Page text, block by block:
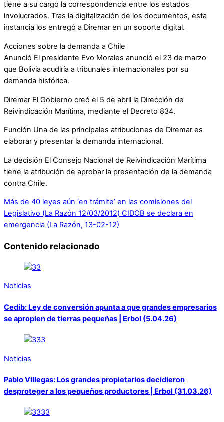
tiene a su cargo la correspondencia entre los estados
involucrados. Tras la digitalización de los documentos, esta
instancia los entregó a Diremar en un soporte digital.
Acciones sobre la demanda a Chile
Anunció El presidente Evo Morales anunció el 23 de marzo
que Bolivia acudiría a tribunales internacionales por su
demanda histórica.
Diremar El Gobierno creó el 5 de abril la Dirección de
Reivindicación Marítima, mediante el Decreto 834.
Función Una de las principales atribuciones de Diremar es
elaborar y presentar la demanda internacional.
La decisión El Consejo Nacional de Reivindicación Marítima
tiene la atribución de aprobar la presentación de la demanda
contra Chile.
Más de 40 leyes aún ‘en trámite’ en las comisiones del
Legislativo (La Razón 12/03/2012) CIDOB se declara en
emergencia (La Razón, 13-02-12)
Contenido relacionado
Noticias
Cedib: Ley de conversión apunta a que grandes empresarios
se apropien de tierras pequeñas | Erbol (5.04.26)
Noticias
Pablo Villegas: Los grandes propietarios decidieron
desproteger a los pequeños productores | Erbol (31.03.26)